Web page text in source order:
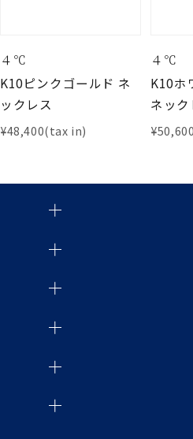
４℃
K10ピンクゴールド ネ
ックレス
¥48,400(tax in)
４℃
K10ホ
ネッ